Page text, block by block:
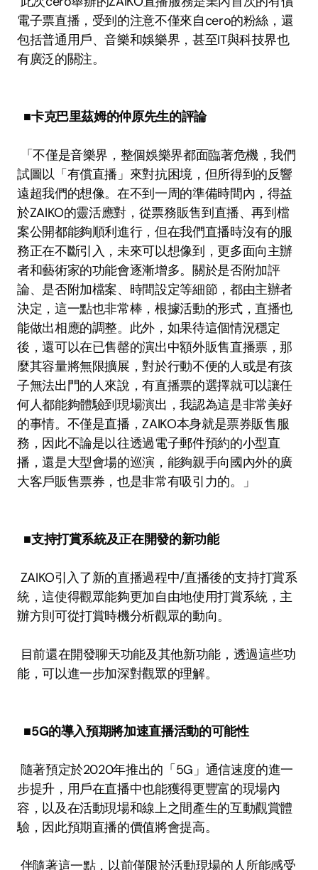
電子票直播，受到的注意不僅來自cero的粉絲，還
包括普通用戶、音樂和娛樂界，甚至IT與科技界也
有廣泛的關注。
■卡克巴里茲姆的仲原先生的評論
試圖以「有償直播」來對抗困境，但所得到的反響
遠超我們的想像。在不到一周的準備時間內，得益
於ZAIKO的靈活應對，從票務販售到直播、再到檔
案公開都能夠順利進行，但在我們直播時沒有的服
務正在不斷引入，未來可以想像到，更多面向主辦
者和藝術家的功能會逐漸增多。關於是否附加評
論、是否附加檔案、時間設定等細節，都由主辦者
決定，這一點也非常棒，根據活動的形式，直播也
能做出相應的調整。此外，如果待這個情況穩定
後，還可以在已售罄的演出中額外販售直播票，那
麼其容量將無限擴展，對於行動不便的人或是有孩
子無法出門的人來說，有直播票的選擇就可以讓任
何人都能夠體驗到現場演出，我認為這是非常美好
的事情。不僅是直播，ZAIKO本身就是票券販售服
務，因此不論是以往透過電子郵件預約的小型直
播，還是大型會場的巡演，能夠親手向國內外的廣
大客戶販售票券，也是非常有吸引力的。」
■支持打賞系統及正在開發的新功能
統，這使得觀眾能夠更加自由地使用打賞系統，主
辦方則可從打賞時機分析觀眾的動向。
能，可以進一步加深對觀眾的理解。
■5G的導入預期將加速直播活動的可能性
步提升，用戶在直播中也能獲得更豐富的現場內
容，以及在活動現場和線上之間產生的互動觀賞體
驗，因此預期直播的價值將會提高。